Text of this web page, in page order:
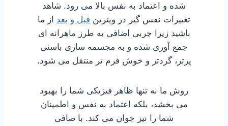
شده و اعتماد به نفس بالا می رود. شاهد
تغییرات نفس گیر در ویترین قبل و بعد از ما
باشید زیرا چربی اضافی به طرز ماهرانه ای
جمع آوری شده و به مجسمه سازی باسنی
پرتر، گردتر و خوش فرم تر منتقل می شود.
روش ما نه تنها ظاهر فیزیکی شما را بهبود
می بخشد، بلکه اعتماد به نفس و اطمینان
شما را نیز جوان می کند. با صافی